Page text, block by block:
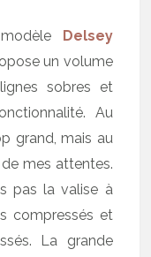
Delsey
un volume
sobres et
Au
grand, mais au
mes attentes.
pas la valise à
compressés et
La grande